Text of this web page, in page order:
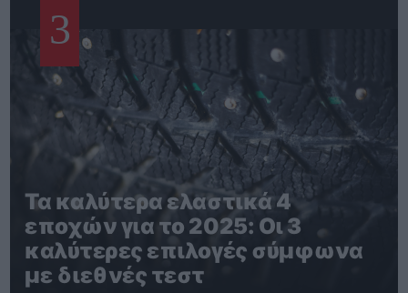
3
Τα καλύτερα ελαστικά 4
εποχών για το 2025: Οι 3
καλύτερες επιλογές σύμφωνα
με διεθνές τεστ